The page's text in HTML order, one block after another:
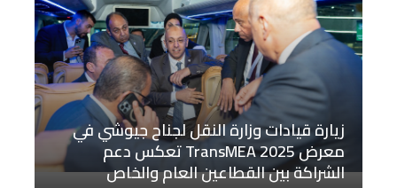
زيارة قيادات وزارة النقل لجناح جيوشي في
معرض TransMEA 2025 تعكس دعم
الشراكة بين القطاعين العام والخاص